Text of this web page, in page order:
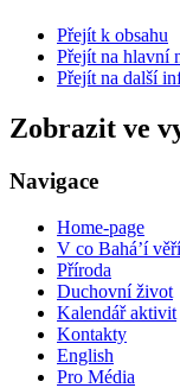
Přejít k obsahu
Přejít na hlavní
Přejít na další
Zobrazit ve
Navigace
Home-page
V co Bahá’í
Příroda
Duchovní život
Kalendář aktivit
Kontakty
English
Pro Média